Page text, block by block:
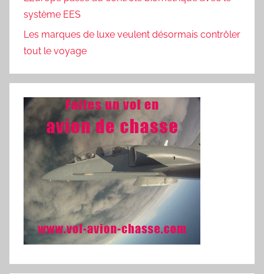
système EES
Les marques de luxe veulent désormais contrôler
tout le voyage